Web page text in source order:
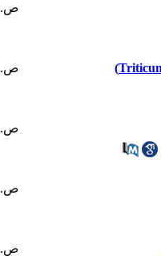
ص. ۱۲۸-۱۱۱
ص. ۱۴۷-۱۲۹
ص. ۱۶۹-۱۴۸
ص. ۱۸۶-۱۷۰
ص. ۲۰۴-۱۸۷